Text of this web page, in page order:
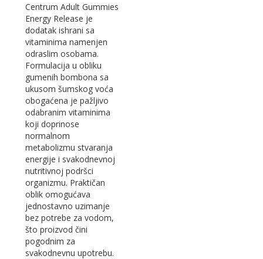
Centrum Adult Gummies
Energy Release je
dodatak ishrani sa
vitaminima namenjen
odraslim osobama.
Formulacija u obliku
gumenih bombona sa
ukusom šumskog voća
obogaćena je pažljivo
odabranim vitaminima
koji doprinose
normalnom
metabolizmu stvaranja
energije i svakodnevnoj
nutritivnoj podršci
organizmu. Praktičan
oblik omogućava
jednostavno uzimanje
bez potrebe za vodom,
što proizvod čini
pogodnim za
svakodnevnu upotrebu.